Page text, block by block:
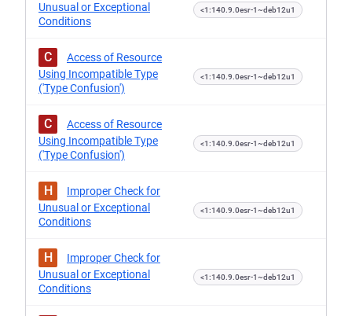
Unusual or Exceptional
Conditions
<1:140.9.0esr-1~deb12u1
C
Access of Resource
Using Incompatible Type
('Type Confusion')
<1:140.9.0esr-1~deb12u1
C
Access of Resource
Using Incompatible Type
('Type Confusion')
<1:140.9.0esr-1~deb12u1
H
Improper Check for
Unusual or Exceptional
Conditions
<1:140.9.0esr-1~deb12u1
H
Improper Check for
Unusual or Exceptional
Conditions
<1:140.9.0esr-1~deb12u1